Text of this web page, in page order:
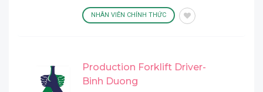
NHÂN VIÊN CHÍNH THỨC
Production Forklift Driver-
Binh Duong